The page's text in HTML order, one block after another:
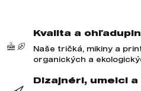
Kvalita a
Naše tričká, mikiny a
organických a
Dizajnéri, umelci